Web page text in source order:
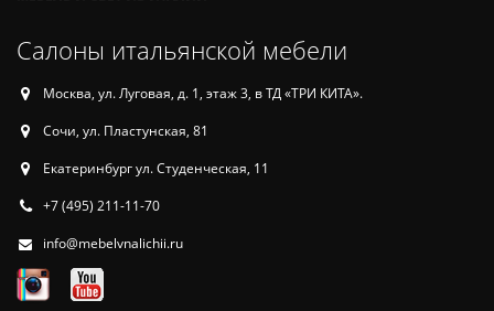
Салоны итальянской мебели
Москва, ул. Луговая, д. 1, этаж 3, в ТД «ТРИ КИТА».
Сочи, ул. Пластунская, 81
Екатеринбург ул. Студенческая, 11
+7 (495) 211-11-70
info@mebelvnalichii.ru